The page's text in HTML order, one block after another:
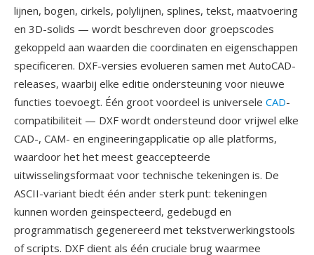
lijnen, bogen, cirkels, polylijnen, splines, tekst, maatvoering
en 3D-solids — wordt beschreven door groepscodes
gekoppeld aan waarden die coordinaten en eigenschappen
specificeren. DXF-versies evolueren samen met AutoCAD-
releases, waarbij elke editie ondersteuning voor nieuwe
functies toevoegt. Één groot voordeel is universele CAD-
compatibiliteit — DXF wordt ondersteund door vrijwel elke
CAD-, CAM- en engineeringapplicatie op alle platforms,
waardoor het het meest geaccepteerde
uitwisselingsformaat voor technische tekeningen is. De
ASCII-variant biedt één ander sterk punt: tekeningen
kunnen worden geinspecteerd, gedebugd en
programmatisch gegenereerd met tekstverwerkingstools
of scripts. DXF dient als één cruciale brug waarmee